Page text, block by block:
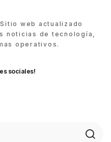
web actualizado
noticias de tecnología,
operativos.
sociales!